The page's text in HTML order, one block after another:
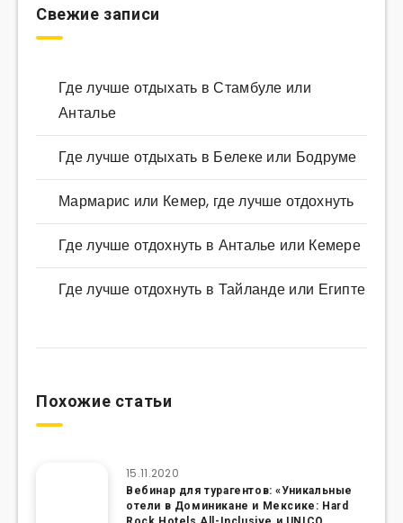
Свежие записи
Где лучше отдыхать в Стамбуле или
Анталье
Где лучше отдыхать в Белеке или Бодруме
Мармарис или Кемер, где лучше отдохнуть
Где лучше отдохнуть в Анталье или Кемере
Где лучше отдохнуть в Тайланде или Египте
Похожие статьи
15.11.2020
Вебинар для турагентов: «Уникальные
отели в Доминикане и Мексике: Hard